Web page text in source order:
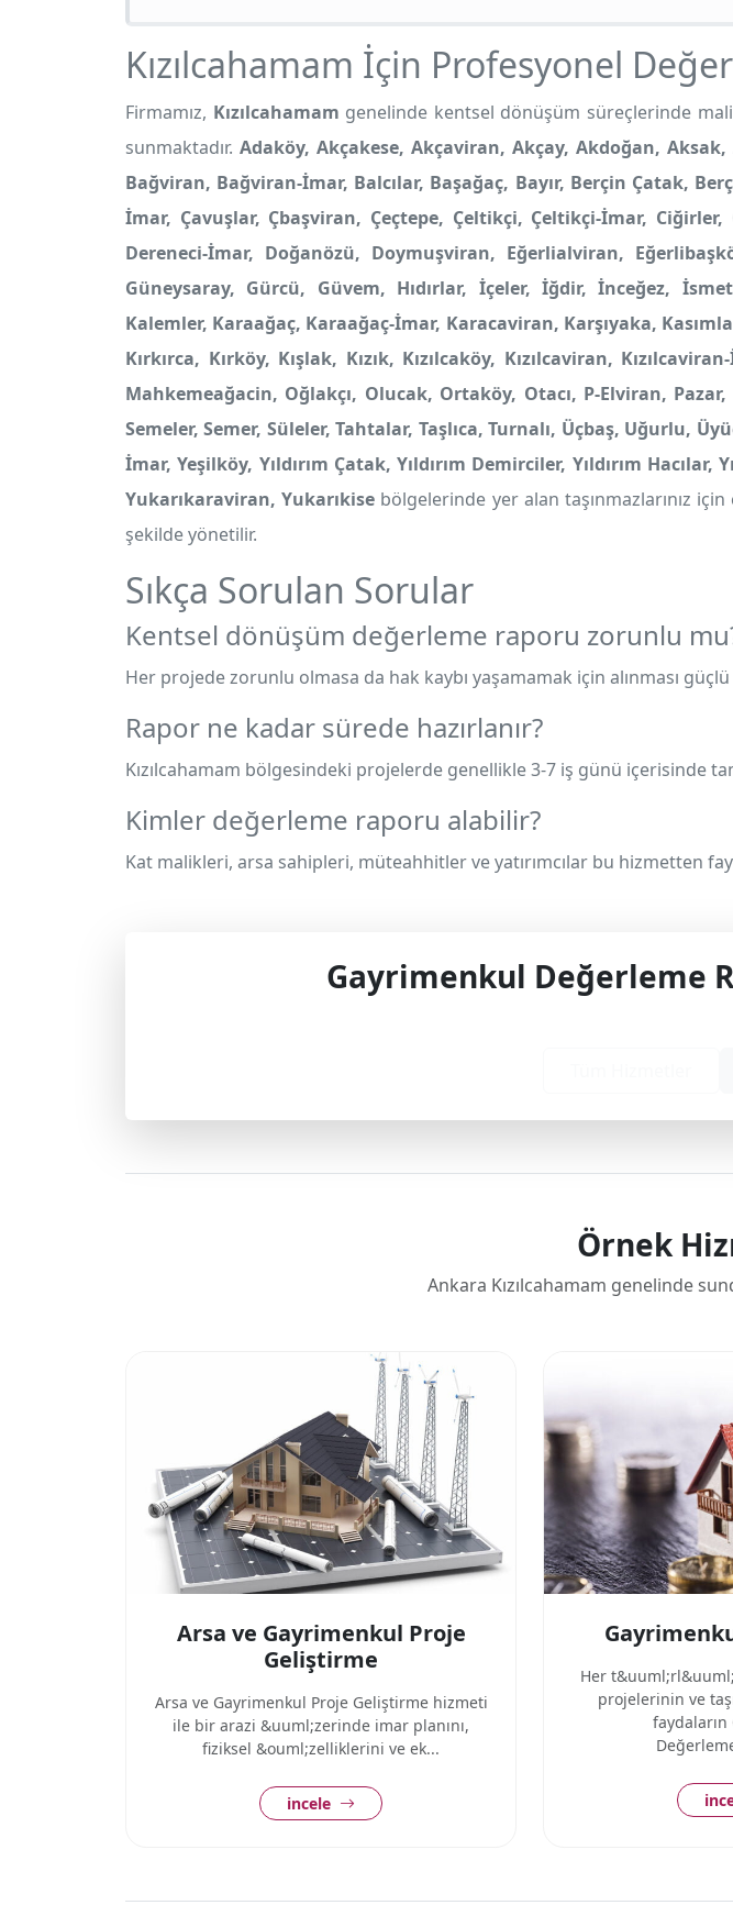
Kızılcahamam İçin Profesyonel
Firmamız, Kızılcahamam genelinde kentsel dönüşüm süreçlerinde
sunmaktadır. Adaköy, Akçakese, Akçaviran, Akçay, Akdoğan, Aksak,
Bağviran, Bağviran-İmar, Balcılar, Başağaç, Bayır, Berçin Çatak,
İmar, Çavuşlar, Çbaşviran, Çeçtepe, Çeltikçi, Çeltikçi-İmar,
Dereneci-İmar, Doğanözü, Doymuşviran, Eğerlialviran,
Güneysaray, Gürcü, Güvem, Hıdırlar, İçeler, İğdir, İnceğez,
Kalemler, Karaağaç, Karaağaç-İmar, Karacaviran, Karşıyaka,
Kırkırca, Kırköy, Kışlak, Kızık, Kızılcaköy, Kızılcaviran,
Mahkemeağacin, Oğlakçı, Olucak, Ortaköy, Otacı, P-Elviran,
Semeler, Semer, Süleler, Tahtalar, Taşlıca, Turnalı, Üçbaş, Uğurlu,
İmar, Yeşilköy, Yıldırım Çatak, Yıldırım Demirciler, Yıldırım
Yukarıkaraviran, Yukarıkise bölgelerinde yer alan taşınmazlarınız
şekilde yönetilir.
Sıkça Sorulan Sorular
Kentsel dönüşüm değerleme raporu zorunlu
Her projede zorunlu olmasa da hak kaybı yaşamamak için alınması
Rapor ne kadar sürede hazırlanır?
Kızılcahamam bölgesindeki projelerde genellikle 3-7 iş günü içerisinde
Kimler değerleme raporu alabilir?
Kat malikleri, arsa sahipleri, müteahhitler ve yatırımcılar bu hizmetten
Gayrimenkul Değerleme
Örnek
Ankara Kızılcahamam genelinde
Arsa ve Gayrimenkul Proje
Geliştirme
Arsa ve Gayrimenkul Proje Geliştirme hizmeti
ile bir arazi &uuml;zerinde imar planını,
fiziksel &ouml;zelliklerini ve ek...
incele
Her t&uuml;rl&uuml;
projelerinin ve